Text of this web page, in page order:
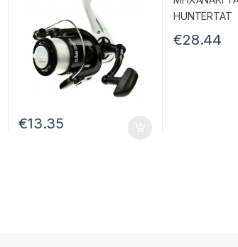
€13.35
€28.44